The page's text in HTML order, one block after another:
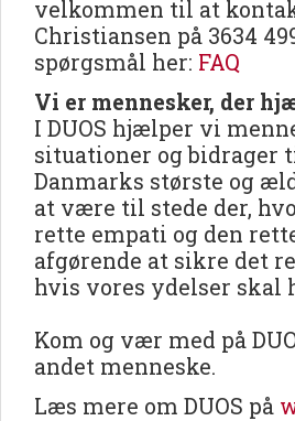
velkommen til at
Christiansen på 3634
spørgsmål her: FAQ
Vi er mennesker, der
I DUOS hjælper vi
situationer og bidrager
Danmarks største og
at være til stede der,
rette empati og den
afgørende at sikre det
hvis vores ydelser skal
Kom og vær med på
andet menneske.
Læs mere om DUOS på